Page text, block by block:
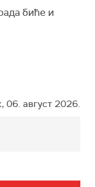
биће и
06. август 2026.